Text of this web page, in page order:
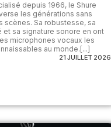
depuis 1966, le Shure
les générations sans
scènes. Sa robustesse, sa
et sa signature sonore en ont
microphones vocaux les
au monde.[...]
21 JUILLET 2026